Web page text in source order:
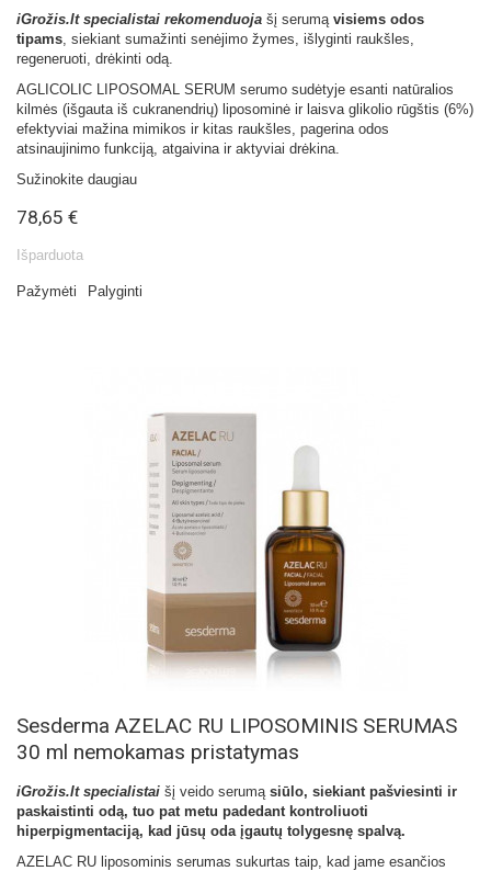
iGrožis.lt specialistai rekomenduoja šį serumą visiems odos
tipams , siekiant sumažinti senėjimo žymes, išlyginti raukšles,
regeneruoti, drėkinti odą.
AGLICOLIC LIPOSOMAL SERUM serumo sudėtyje esanti natūralios
kilmės (išgauta iš cukranendrių) liposominė ir laisva glikolio rūgštis (6%)
efektyviai mažina mimikos ir kitas raukšles, pagerina odos
atsinaujinimo funkciją, atgaivina ir aktyviai drėkina.
Sužinokite daugiau
78,65 €
Išparduota
Pažymėti Palyginti
Sesderma AZELAC RU LIPOSOMINIS SERUMAS
30 ml nemokamas pristatymas
iGrožis.lt specialistai šį veido serumą siūlo, siekiant pašviesinti ir
paskaistinti odą, tuo pat metu padedant kontroliuoti
hiperpigmentaciją, kad jūsų oda įgautų tolygesnę spalvą.
AZELAC RU liposominis serumas sukurtas taip, kad jame esančios